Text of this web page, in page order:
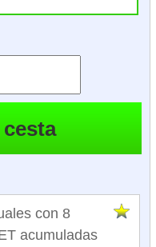
con 8
acumuladas